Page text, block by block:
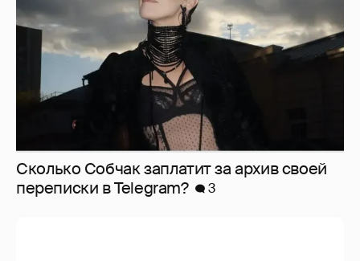
Сколько Собчак заплатит за архив своей
перeписки в Telegram?
3